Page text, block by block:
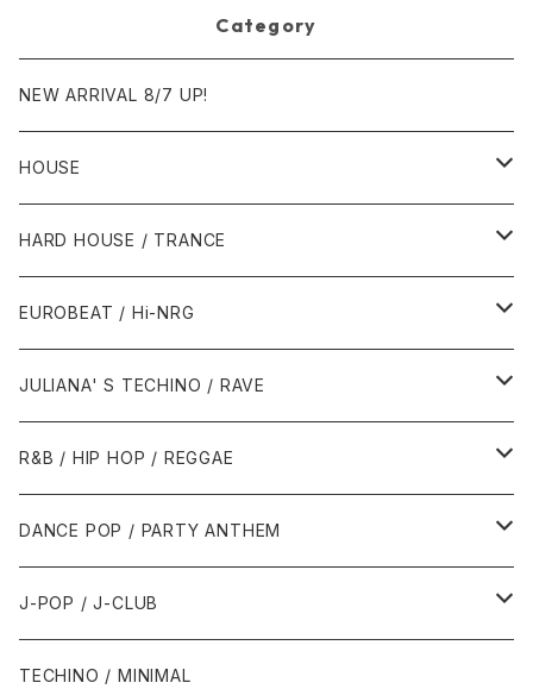
Category
NEW ARRIVAL 8/7 UP!
HOUSE
1980年代
1987年・以前
1988年
1990年代
1990年
1991年
2000年代
2000年
2001年
2010年代
2010年
2011年
HARD HOUSE / TRANCE
1990年代
1994年・以前
1995年
2000年代
2000年
2001年
EUROBEAT / Hi-NRG
1980年代
1986年・以前
1987年
1990年代
1990年
1991年
2000年代
JULIANA' S TECHINO / RAVE
1990年代
1990年
1991年
2000年代
2000年
2001年
R&B / HIP HOP / REGGAE
1980年代
1985年・以前
1986年
1990年代
1990年
2000年代
DANCE POP / PARTY ANTHEM
1980年代
1988年・以前
1990年代
J-POP / J-CLUB
1980年代
TECHINO / MINIMAL